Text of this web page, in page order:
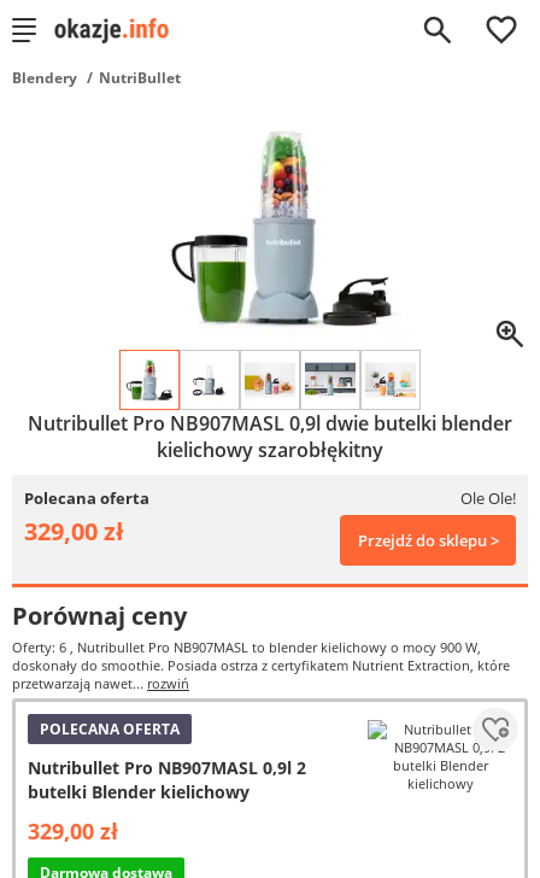
0
Blendery NutriBullet
Nutribullet Pro NB907MASL 0,9l dwie butelki blender
kielichowy szarobłękitny
Polecana oferta Ole Ole!
329,00 zł Przejdź do sklepu >
Porównaj ceny
Oferty: 6 , Nutribullet Pro NB907MASL to blender kielichowy o mocy 900 W,
doskonały do smoothie. Posiada ostrza z certyfikatem Nutrient Extraction, które
przetwarzają nawet... rozwiń
POLECANA OFERTA
Nutribullet Pro NB907MASL 0,9l 2
butelki Blender kielichowy
329,00 zł
Darmowa dostawa